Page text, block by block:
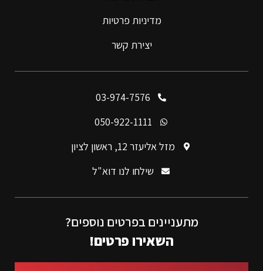
מדיניות פרטיות
יצירת קשר
03-974-7576
050-922-1111
מזל אליעזר 12, ראשון לציון
שילחו לנו דוא"ל
מתעניינים בפרטים נוספים?
השאירו פרטים!